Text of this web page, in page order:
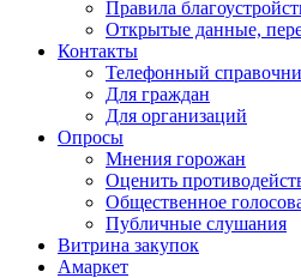
Правила
Открытые данные,
Контакты
Телефонный
Для граждан
Для организаций
Опросы
Мнения горожан
Оценить
Общественное
Публичные слушания
Витрина закупок
Амаркет